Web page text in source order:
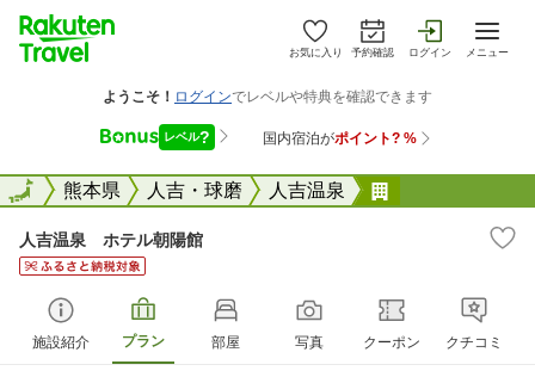
お気に入り 予約確認 ログイン メニュー
全国熊本県 人吉・球磨 人吉温泉
全国
人吉温泉 ホテル朝陽館
施設紹介 プラン 部屋 写真 クーポン クチコミ